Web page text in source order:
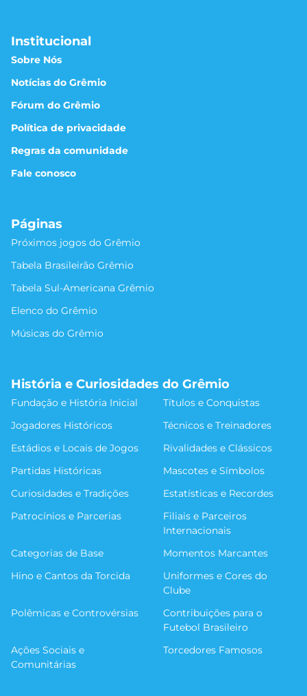
Institucional
Sobre Nós
Notícias do Grêmio
Fórum do Grêmio
Política de privacidade
Regras da comunidade
Fale conosco
Páginas
Próximos jogos do Grêmio
Tabela Brasileirão Grêmio
Tabela Sul-Americana Grêmio
Elenco do Grêmio
Músicas do Grêmio
História e Curiosidades do Grêmio
Fundação e História Inicial
Títulos e Conquistas
Jogadores Históricos
Técnicos e Treinadores
Estádios e Locais de Jogos
Rivalidades e Clássicos
Partidas Históricas
Mascotes e Símbolos
Curiosidades e Tradições
Estatísticas e Recordes
Patrocínios e Parcerias
Filiais e Parceiros
Internacionais
Categorias de Base
Momentos Marcantes
Hino e Cantos da Torcida
Uniformes e Cores do
Clube
Polêmicas e Controvérsias
Contribuições para o
Futebol Brasileiro
Ações Sociais e
Comunitárias
Torcedores Famosos